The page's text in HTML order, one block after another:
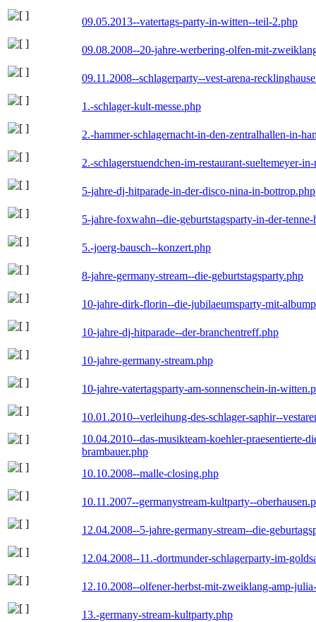
09.05.2013--vatertags-party-in-witten--teil-2.php
09.08.2008--20-jahre-werbering-olfen-mit-
09.11.2008--schlagerparty--vest-arena-
1.-schlager-kult-messe.php
2.-hammer-schlagernacht-in-den-zentralhallen-in-
2.-schlagerstuendchen-im-restaurant-sueltemeyer-
5-jahre-dj-hitparade-in-der-disco-nina-in-bottrop.php
5-jahre-foxwahn--die-geburtstagsparty-in-der-tenne-
5.-joerg-bausch--konzert.php
8-jahre-germany-stream--die-geburtstagsparty.php
10-jahre-dirk-florin--die-jubilaeumsparty-mit-
10-jahre-dj-hitparade--der-branchentreff.php
10-jahre-germany-stream.php
10-jahre-vatertagsparty-am-sonnenschein-in-
10.01.2010--verleihung-des-schlager-saphir--
10.04.2010--das-musikteam-koehler-praesentierte-
brambauer.php
10.10.2008--malle-closing.php
10.11.2007--germanystream-kultparty--
12.04.2008--5-jahre-germany-stream--die-
12.04.2008--11.-dortmunder-schlagerparty-im-
12.10.2008--olfener-herbst-mit-zweiklang-amp-
13.-germany-stream-kultparty.php